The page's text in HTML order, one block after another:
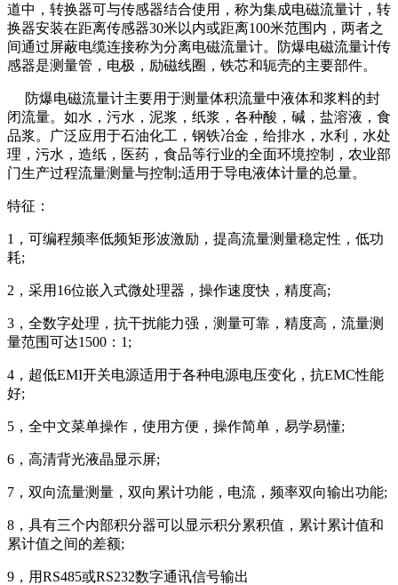
道中，转换器可与传感器结合使用，称为集成电磁流量计，转
换器安装在距离传感器30米以内或距离100米范围内，两者之
间通过屏蔽电缆连接称为分离电磁流量计。防爆电磁流量计传
感器是测量管，电极，励磁线圈，铁芯和轭壳的主要部件。
防爆电磁流量计主要用于测量体积流量中液体和浆料的封
闭流量。如水，污水，泥浆，纸浆，各种酸，碱，盐溶液，食
品浆。广泛应用于石油化工，钢铁冶金，给排水，水利，水处
理，污水，造纸，医药，食品等行业的全面环境控制，农业部
门生产过程流量测量与控制;适用于导电液体计量的总量。
特征：
1，可编程频率低频矩形波激励，提高流量测量稳定性，低功
耗;
2，采用16位嵌入式微处理器，操作速度快，精度高;
3，全数字处理，抗干扰能力强，测量可靠，精度高，流量测
量范围可达1500：1;
4，超低EMI开关电源适用于各种电源电压变化，抗EMC性能
好;
5，全中文菜单操作，使用方便，操作简单，易学易懂;
6，高清背光液晶显示屏;
7，双向流量测量，双向累计功能，电流，频率双向输出功能;
8，具有三个内部积分器可以显示积分累积值，累计累计值和
累计值之间的差额;
9，用RS485或RS232数字通讯信号输出